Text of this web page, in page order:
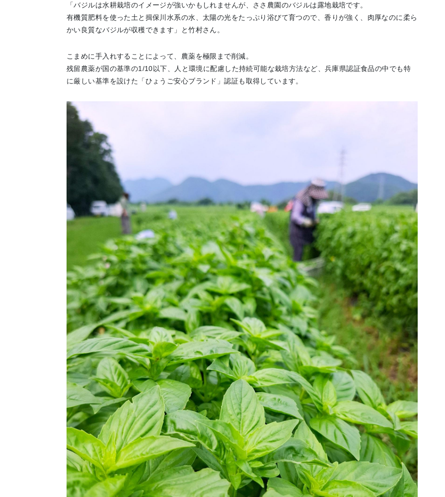
「バジルは水耕栽培のイメージが強いかもしれませんが、ささ農園のバジルは露地栽培です。
有機質肥料を使った土と揖保川水系の水、太陽の光をたっぷり浴びて育つので、香りが強く、肉厚なのに柔ら
かい良質なバジルが収穫できます」と竹村さん。
こまめに手入れすることによって、農薬を極限まで削減。
残留農薬が国の基準の1/10以下、人と環境に配慮した持続可能な栽培方法など、兵庫県認証食品の中でも特
に厳しい基準を設けた「ひょうご安心ブランド」認証も取得しています。